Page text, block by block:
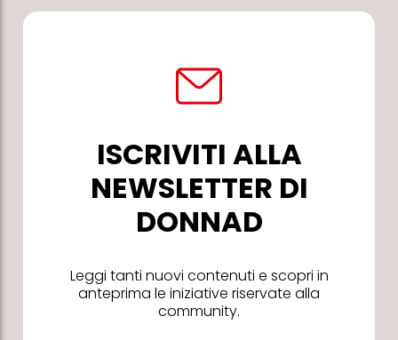
ISCRIVITI ALLA
NEWSLETTER DI
DONNAD
Leggi tanti nuovi contenuti e scopri in
anteprima le iniziative riservate alla
community.